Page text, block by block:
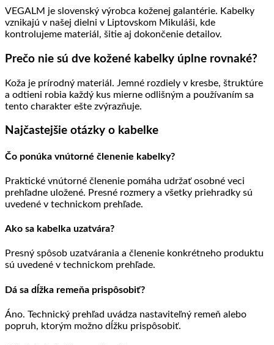
VEGALM je slovenský výrobca koženej galantérie. Kabelky
vznikajú v našej dielni v Liptovskom Mikuláši, kde
kontrolujeme materiál, šitie aj dokončenie detailov.
Prečo nie sú dve kožené kabelky úplne rovnaké?
Koža je prírodný materiál. Jemné rozdiely v kresbe, štruktúre
a odtieni robia každý kus mierne odlišným a používaním sa
tento charakter ešte zvýrazňuje.
Najčastejšie otázky o kabelke
Čo ponúka vnútorné členenie kabelky?
Praktické vnútorné členenie pomáha udržať osobné veci
prehľadne uložené. Presné rozmery a všetky priehradky sú
uvedené v technickom prehľade.
Ako sa kabelka uzatvára?
Presný spôsob uzatvárania a členenie konkrétneho produktu
sú uvedené v technickom prehľade.
Dá sa dĺžka remeňa prispôsobiť?
Áno. Technický prehľad uvádza nastaviteľný remeň alebo
popruh, ktorým možno dĺžku prispôsobiť.